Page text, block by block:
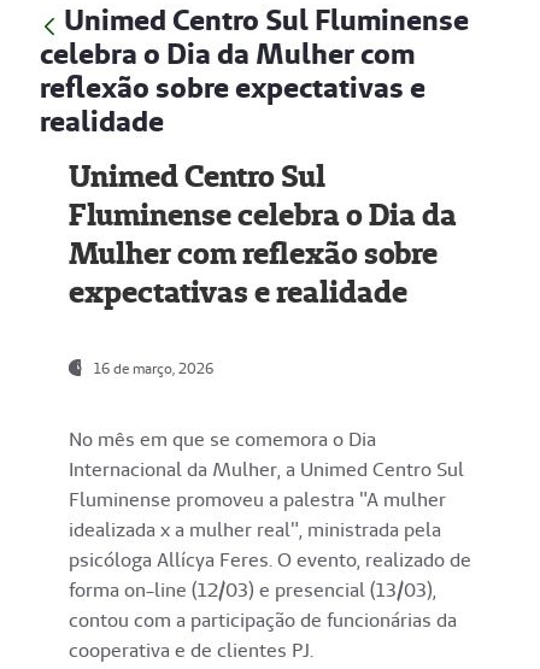
Unimed Centro Sul Fluminense
celebra o Dia da Mulher com
reflexão sobre expectativas e
realidade
Unimed Centro Sul
Fluminense celebra o Dia da
Mulher com reflexão sobre
expectativas e realidade
16 de março, 2026
No mês em que se comemora o Dia
Internacional da Mulher, a Unimed Centro Sul
Fluminense promoveu a palestra "A mulher
idealizada x a mulher real", ministrada pela
psicóloga Allícya Feres. O evento, realizado de
forma on-line (12/03) e presencial (13/03),
contou com a participação de funcionárias da
cooperativa e de clientes PJ.